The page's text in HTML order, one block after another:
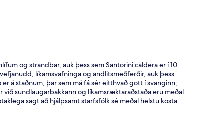
Signature
og strandbar, auk þess sem Santorini caldera er í 10
líkamsvafninga og andlitsmeðferðir, auk þess
á staðnum, þar sem má fá sér eitthvað gott í svanginn,
sundlaugarbakkann og líkamsræktaraðstaða eru meðal
sagt að hjálpsamt starfsfólk sé meðal helstu kosta